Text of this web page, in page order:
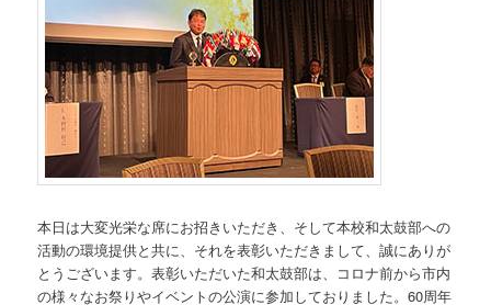
本日は大変光栄な席にお招きいただき、そして本校和太鼓部への
活動の環境提供と共に、それを表彰いただきまして、誠にありが
とうございます。表彰いただいた和太鼓部は、コロナ前から市内
の様々なお祭りやイベントの公演に参加しておりました。60周年